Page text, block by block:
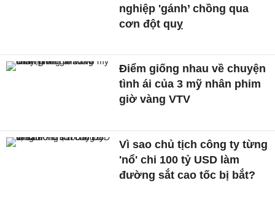
nghiệp 'gánh’ chồng qua
cơn đột quỵ
Điểm giống nhau về chuyện
tình ái của 3 mỹ nhân phim
giờ vàng VTV
Vì sao chủ tịch công ty từng
'nổ' chi 100 tỷ USD làm
đường sắt cao tốc bị bắt?